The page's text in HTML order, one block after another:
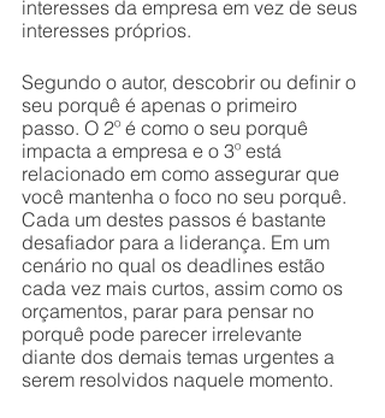
interesses da empresa em vez de seus
interesses próprios.
Segundo o autor, descobrir ou definir o
seu porquê é apenas o primeiro
passo. O 2º é como o seu porquê
impacta a empresa e o 3º está
relacionado em como assegurar que
você mantenha o foco no seu porquê.
Cada um destes passos é bastante
desafiador para a liderança. Em um
cenário no qual os deadlines estão
cada vez mais curtos, assim como os
orçamentos, parar para pensar no
porquê pode parecer irrelevante
diante dos demais temas urgentes a
serem resolvidos naquele momento.